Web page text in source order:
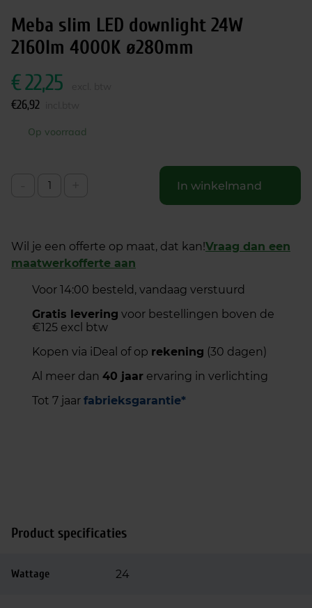
Meba slim LED downlight 24W
2160lm 4000K ø280mm
€22,25
€26,92
Op voorraad
In winkelmand
Wil je een offerte op maat, dat kan!Vraag dan een
maatwerkofferte aan
Voor 14:00 besteld, vandaag verstuurd
Gratis levering voor bestellingen boven de
€125 excl btw
Kopen via iDeal of op rekening (30 dagen)
Al meer dan 40 jaar ervaring in verlichting
Tot 7 jaar fabrieksgarantie*
Product specificaties
Wattage 24